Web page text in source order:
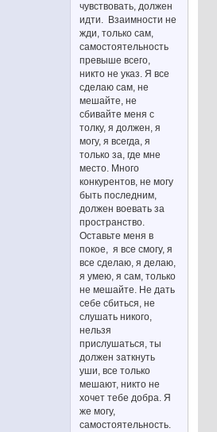
чувствовать, должен
идти. Взаимности не
жди, только сам,
самостоятельность
превыше всего,
никто не указ. Я все
сделаю сам, не
мешайте, не
сбивайте меня с
толку, я должен, я
могу, я всегда, я
только за, где мне
место. Много
конкурентов, не могу
быть последним,
должен воевать за
пространство.
Оставьте меня в
покое, я все смогу, я
все сделаю, я делаю,
я умею, я сам, только
не мешайте. Не дать
себе сбиться, не
слушать никого,
нельзя
прислушаться, ты
должен заткнуть
уши, все только
мешают, никто не
хочет тебе добра. Я
же могу,
самостоятельность.